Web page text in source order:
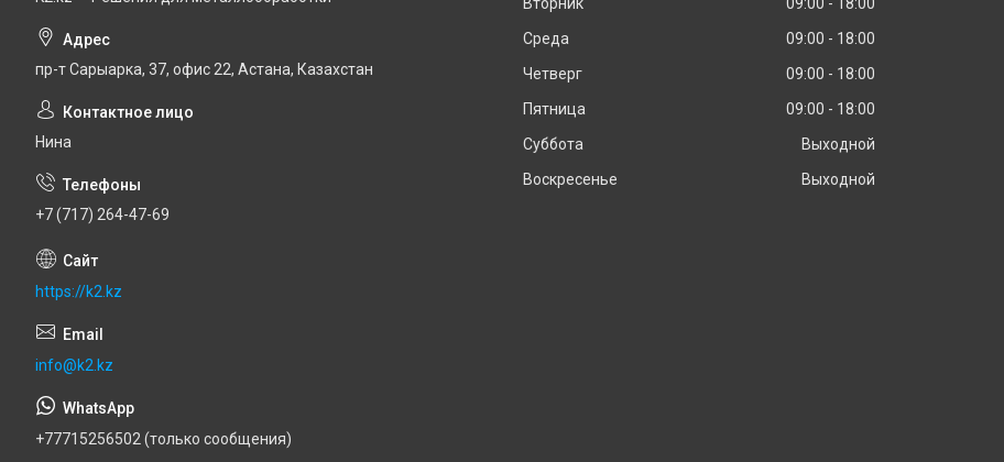
пр-т Сарыарка, 37, офис 22, Астана, Казахстан
Нина
+7 (717) 264-47-69
https://k2.kz
info@k2.kz
+77715256502 (только сообщения)
Среда
09:00
18:00
Четверг
09:00
18:00
Пятница
09:00
18:00
Суббота
Выходной
Воскресенье
Выходной